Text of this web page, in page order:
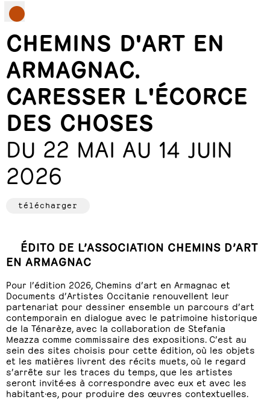
CHEMINS D'ART EN
ARMAGNAC.
CARESSER L'ÉCORCE
DES CHOSES
DU 22 MAI AU 14 JUIN
2026
télécharger
ÉDITO DE L’ASSOCIATION CHEMINS D’ART
EN ARMAGNAC
Pour l’édition 2026, Chemins d’art en Armagnac et
Documents d’Artistes Occitanie renouvellent leur
partenariat pour dessiner ensemble un parcours d’art
contemporain en dialogue avec le patrimoine historique
de la Ténarèze, avec la collaboration de Stefania
Meazza comme commissaire des expositions. C’est au
sein des sites choisis pour cette édition, où les objets
et les matières livrent des récits muets, où le regard
s’arrête sur les traces du temps, que les artistes
seront invité·es à correspondre avec eux et avec les
habitant·es, pour produire des œuvres contextuelles.